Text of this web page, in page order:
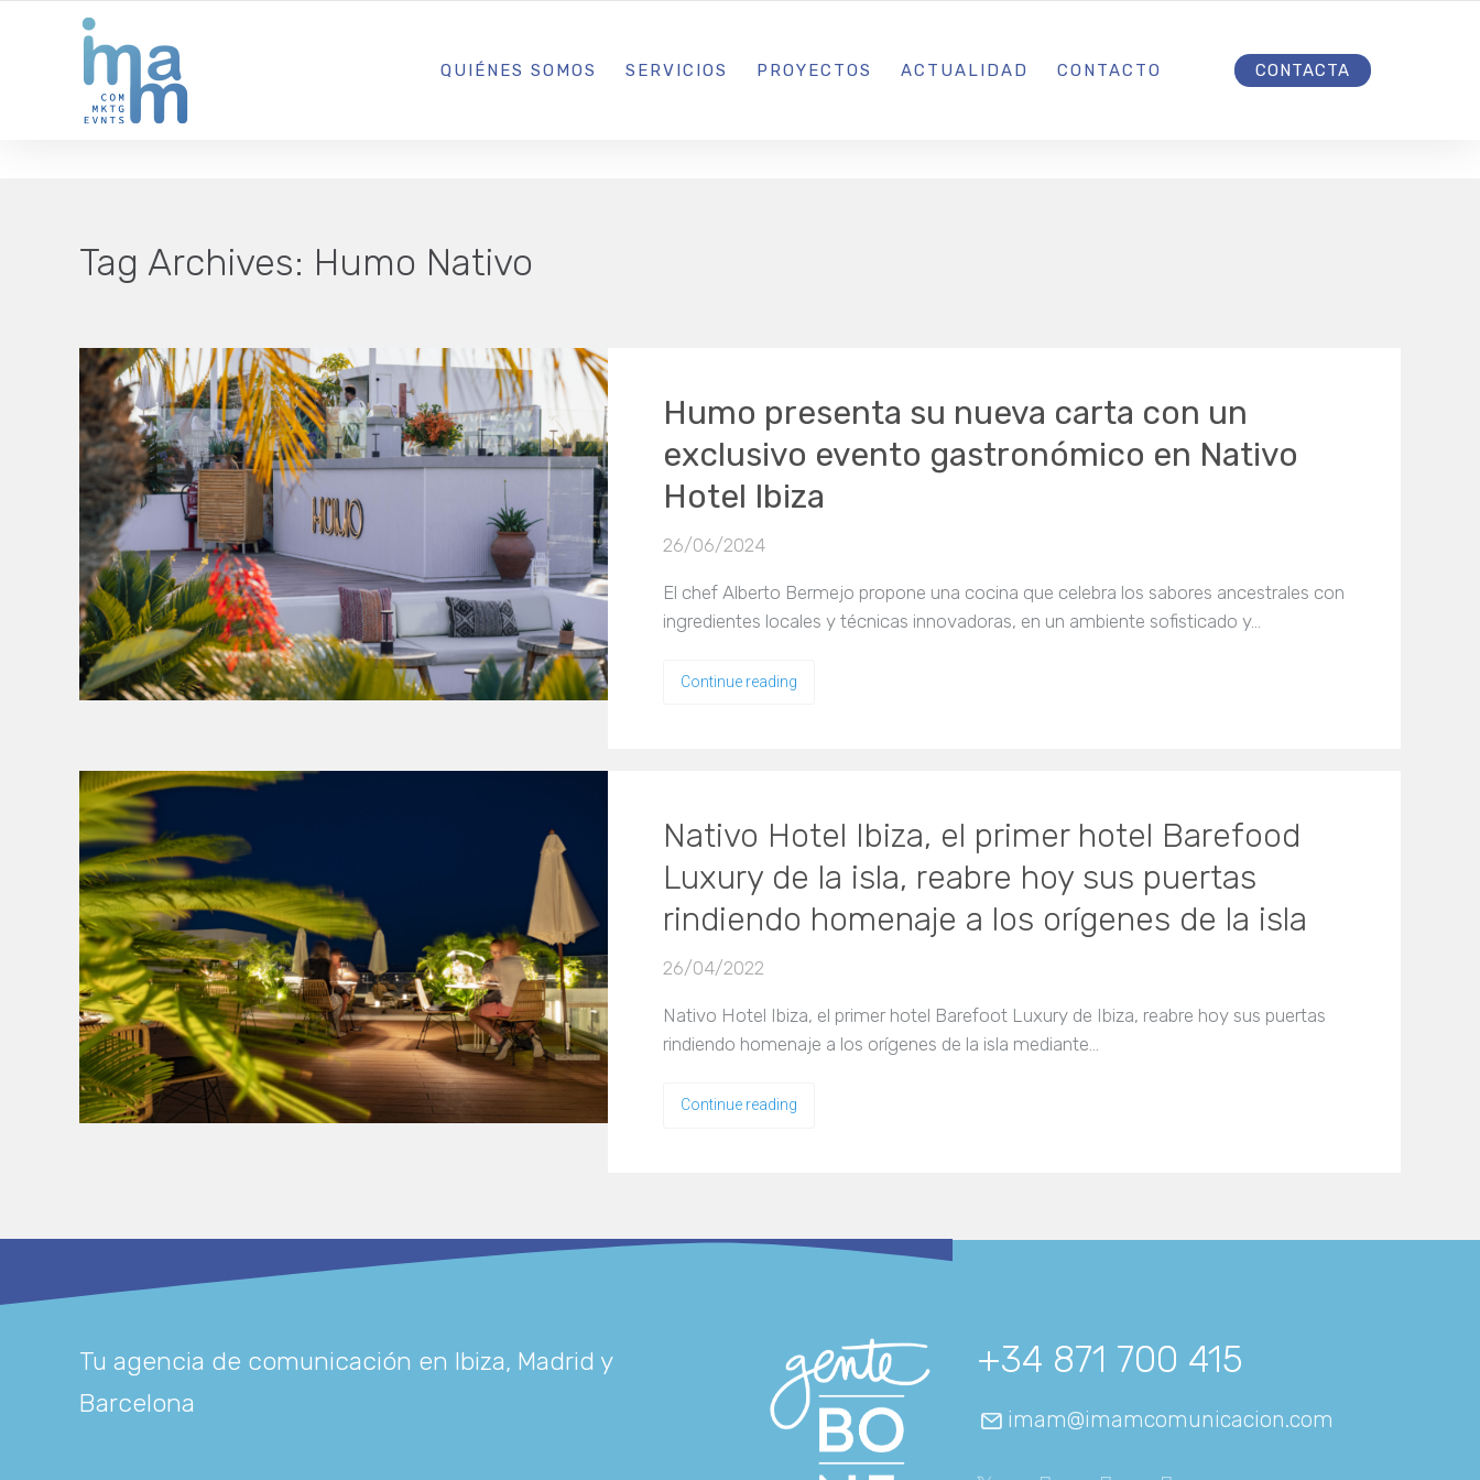
AGENCIA CREATIVA DE COMUNICACIÓN Y ESTRATEGIA DIGITAL IBIZA · MADRID · BARCELONA
QUIÉNES SOMOS SERVICIOS PROYECTOS ACTUALIDAD CONTACTO CONTACTA
Tag Archives: Humo Nativo
Humo presenta su nueva carta con un
exclusivo evento gastronómico en Nativo
Hotel Ibiza
26/06/2024
El chef Alberto Bermejo propone una cocina que celebra los sabores ancestrales con
ingredientes locales y técnicas innovadoras, en un ambiente sofisticado y…
Continue reading
Nativo Hotel Ibiza, el primer hotel Barefood
Luxury de la isla, reabre hoy sus puertas
rindiendo homenaje a los orígenes de la isla
26/04/2022
Nativo Hotel Ibiza, el primer hotel Barefoot Luxury de Ibiza, reabre hoy sus puertas
rindiendo homenaje a los orígenes de la isla mediante…
Continue reading
Tu agencia de comunicación en Ibiza, Madrid y
Barcelona
+34 871 700 415
imam@imamcomunicacion.com